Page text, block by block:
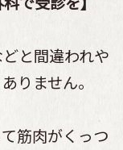
と間違われや
りません。
筋肉がくっつ